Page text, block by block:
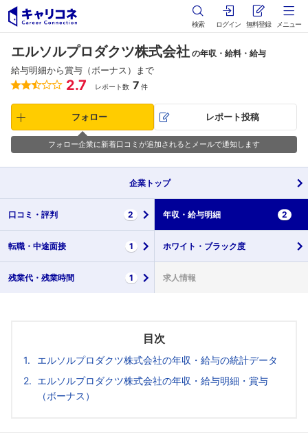
検索 ログイン 無料登録 メニュー
エルソルプロダクツ株式会社 の年収・給料・給与
給与明細から賞与（ボーナス）まで
2.7 レポート数 7 件
フォロー レポート投稿
フォロー企業に新着口コミが追加されるとメールで通知します
企業 トップ
口コミ・ 評判 2 年収・ 給与明細 2
転職・ 中途面接 1 ホワイト・ ブラック度
残業代・ 残業時間 1 求人情報
目次
エルソルプロダクツ株式会社の年収・給与の統計データ
エルソルプロダクツ株式会社の年収・給与明細・賞与
（ボーナス）